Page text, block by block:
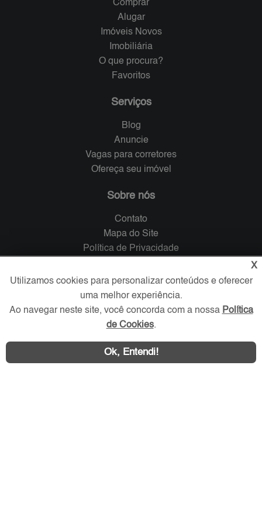
Comprar
Alugar
Imóveis Novos
Imobiliária
O que procura?
Favoritos
Serviços
Blog
Anuncie
Vagas para corretores
Ofereça seu imóvel
Sobre nós
Contato
Mapa do Site
Política de Privacidade
Verificada por
Redes Sociais
X
Utilizamos cookies para personalizar conteúdos e oferecer
uma melhor experiência.
Ao navegar neste site, você concorda com a nossa Política
de Cookies.
Ok, Entendi!